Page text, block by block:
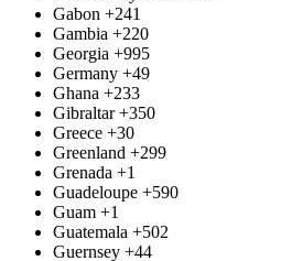
Gabon +241
Gambia +220
Georgia +995
Germany +49
Ghana +233
Gibraltar +350
Greece +30
Greenland +299
Grenada +1
Guadeloupe +590
Guam +1
Guatemala +502
Guernsey +44